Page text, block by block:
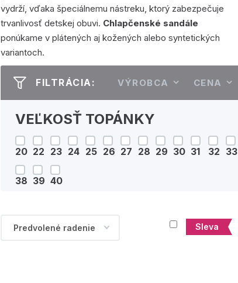
vydrží, vďaka špeciálnemu nástreku, ktorý zabezpečuje
trvanlivosť detskej obuvi. Chlapčenské sandále
ponúkame v plátených aj kožených alebo syntetických
variantoch.
FILTRÁCIA: VÝROBCA CENA
VEĽKOSŤ TOPÁNKY
20 22 23 24 25 26 27 28 29 30 31 32 33
38 39 40
Sleva